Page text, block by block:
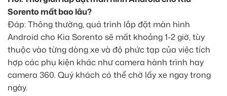
Sorento mất bao lâu?
Đáp: Thông thường, quá trình lắp đặt màn hình
Android cho Kia Sorento sẽ mất khoảng 1-2 giờ, tùy
thuộc vào từng dòng xe và độ phức tạp của việc tích
hợp các phụ kiện khác như camera hành trình hay
camera 360. Quý khách có thể chờ lấy xe ngay trong
ngày.